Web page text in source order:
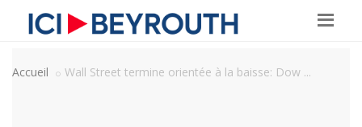
Accueil Wall Street termine orientée à la baisse: Dow ...